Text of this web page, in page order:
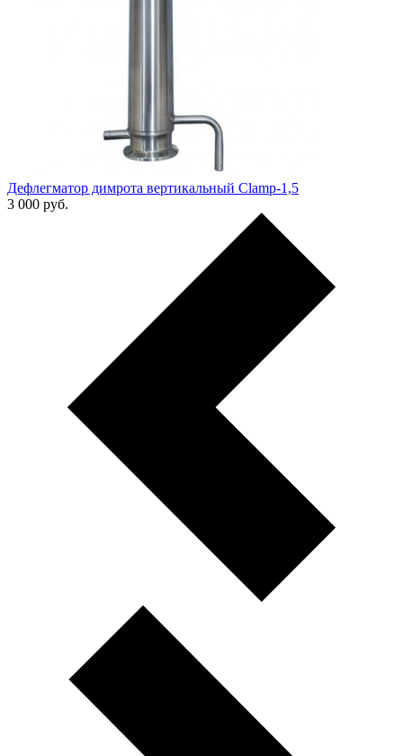
Дефлегматор димрота вертикальный Clamp-1,5
3 000 руб.